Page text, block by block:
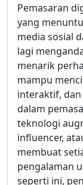
Pemasaran
yang
media sosial
lagi
menarik
mampu
interaktif, dan
dalam
teknologi
influencer,
membuat
pengalaman
seperti ini,